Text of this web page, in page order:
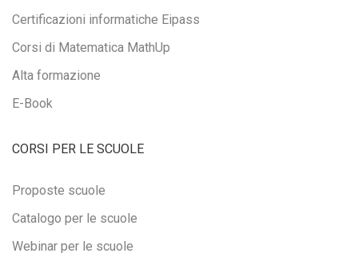
Certificazioni informatiche Eipass
Corsi di Matematica MathUp
Alta formazione
E-Book
CORSI PER LE SCUOLE
Proposte scuole
Catalogo per le scuole
Webinar per le scuole